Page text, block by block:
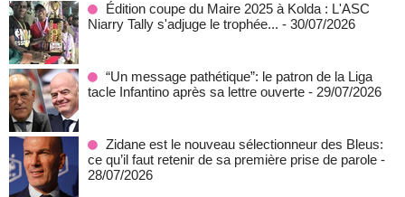
Édition coupe du Maire 2025 à Kolda : L'ASC
Niarry Tally s'adjuge le trophée... - 30/07/2026
“Un message pathétique”: le patron de la Liga
tacle Infantino après sa lettre ouverte - 29/07/2026
Zidane est le nouveau sélectionneur des Bleus:
ce qu’il faut retenir de sa première prise de parole -
28/07/2026